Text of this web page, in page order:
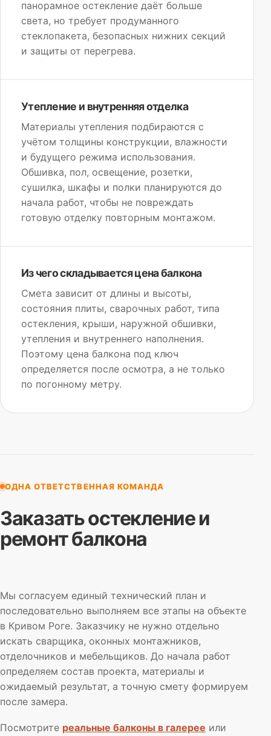
панорамное остекление даёт больше
света, но требует продуманного
стеклопакета, безопасных нижних секций
и защиты от перегрева.
Утепление и внутренняя отделка
Материалы утепления подбираются с
учётом толщины конструкции, влажности
и будущего режима использования.
Обшивка, пол, освещение, розетки,
сушилка, шкафы и полки планируются до
начала работ, чтобы не повреждать
готовую отделку повторным монтажом.
Из чего складывается цена балкона
Смета зависит от длины и высоты,
состояния плиты, сварочных работ, типа
остекления, крыши, наружной обшивки,
утепления и внутреннего наполнения.
Поэтому цена балкона под ключ
определяется после осмотра, а не только
по погонному метру.
ОДНА ОТВЕТСТВЕННАЯ КОМАНДА
Заказать остекление и
ремонт балкона
Мы согласуем единый технический план и
последовательно выполняем все этапы на объекте
в Кривом Роге. Заказчику не нужно отдельно
искать сварщика, оконных монтажников,
отделочников и мебельщиков. До начала работ
определяем состав проекта, материалы и
ожидаемый результат, а точную смету формируем
после замера.
Посмотрите реальные балконы в галерее или